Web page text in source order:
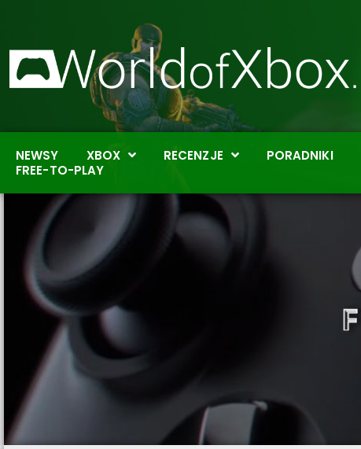
NEWSY XBOX RECENZJE PORADNIKI
FREE-TO-PLAY